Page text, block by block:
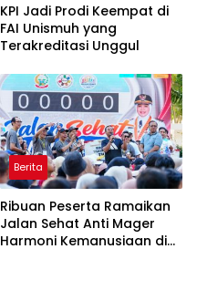
KPI Jadi Prodi Keempat di
FAI Unismuh yang
Terakreditasi Unggul
Berita
Ribuan Peserta Ramaikan
Jalan Sehat Anti Mager
Harmoni Kemanusiaan di